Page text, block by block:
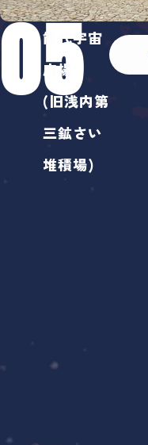
05
能代宇宙
広場
(旧浅内第
三鉱さい
堆積場)